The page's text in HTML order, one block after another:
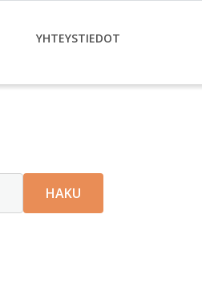
YHTEYSTIEDOT
HAKU